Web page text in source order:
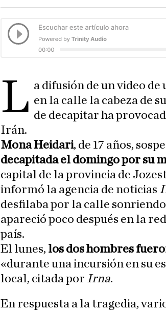
L a difusión de un video
en la calle la cabeza de
de decapitar ha
Irán.
Mona Heidari, de 17 años,
decapitada el domingo por su
capital de la provincia de
informó la agencia de noticias
desfilaba por la calle
apareció poco después en la
país.
El lunes, los dos hombres
«durante una incursión en su
local, citada por Irna.
En respuesta a la tragedia,